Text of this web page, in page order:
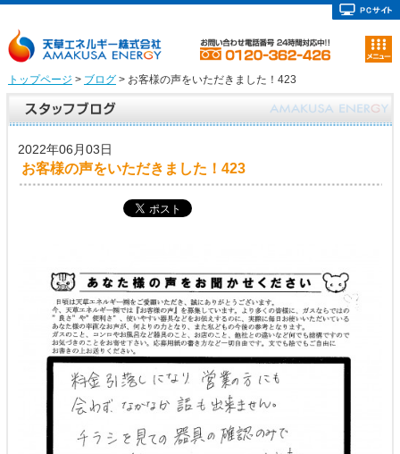
トップページ > ブログ> お客様の声をいただきました！423
2022年06月03日
お客様の声をいただきました！423